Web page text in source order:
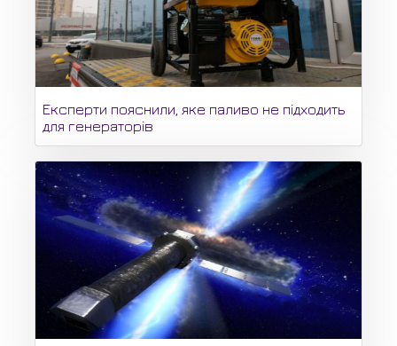
Експерти пояснили, яке паливо не підходить
для генераторів